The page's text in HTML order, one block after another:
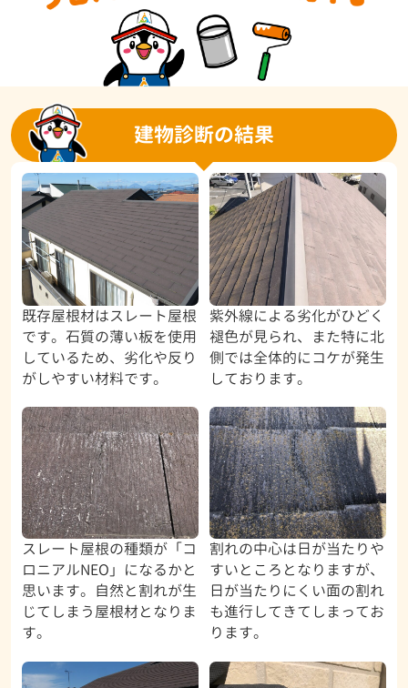
建物診断の結果
既存屋根材はスレート屋根
です。石質の薄い板を使用
しているため、劣化や反り
がしやすい材料です。
紫外線による劣化がひどく
褪色が見られ、また特に北
側では全体的にコケが発生
しております。
スレート屋根の種類が「コ
ロニアルNEO」になるかと
思います。自然と割れが生
じてしまう屋根材となりま
す。
割れの中心は日が当たりや
すいところとなりますが、
日が当たりにくい面の割れ
も進行してきてしまってお
ります。